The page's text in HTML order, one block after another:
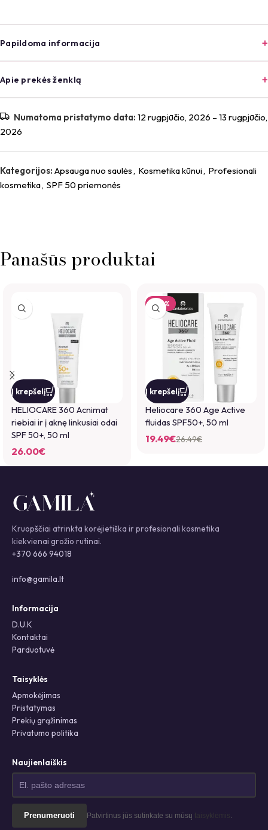
Papildoma informacija
Apie prekės ženklą
Numatoma pristatymo data: 12 rugpjūčio, 2026 – 13 rugpjūčio,
2026
Kategorijos: Apsauga nuo saulės, Kosmetika kūnui, Profesionali
kosmetika, SPF 50 priemonės
Panašūs produktai
Į krepšelį
HELIOCARE 360 Acnimat
riebiai ir į aknę linkusiai odai
SPF 50+, 50 ml
26.00€
-26%
Į krepšelį
Heliocare 360 Age Active
fluidas SPF50+, 50 ml
26.49€
19.49€
Kruopščiai atrinkta korėjietiška ir profesionali kosmetika
kiekvienai grožio rutinai.
+370 666 94018
info@gamila.lt
Informacija
D.U.K
Kontaktai
Parduotuvė
Taisyklės
Apmokėjimas
Pristatymas
Prekių grąžinimas
Privatumo politika
Naujienlaiškis
Prenumeruoti Patvirtinus jūs sutinkate su mūsų taisyklėmis